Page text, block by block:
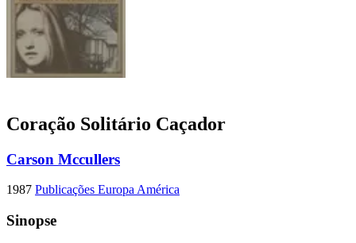
Coração Solitário Caçador
Carson Mccullers
1987 Publicações Europa América
Sinopse